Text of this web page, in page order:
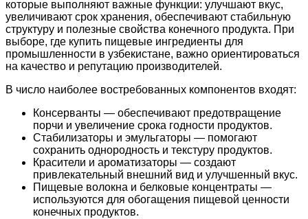
которые выполняют важные функции: улучшают вкус,
увеличивают срок хранения, обеспечивают стабильную
структуру и полезные свойства конечного продукта. При
выборе, где купить пищевые ингредиенты для
промышленности в узбекистане, важно ориентироваться
на качество и репутацию производителей.
В число наиболее востребованных компонентов входят:
Консерванты — обеспечивают предотвращение
порчи и увеличение срока годности продуктов.
Стабилизаторы и эмульгаторы — помогают
сохранить однородность и текстуру продуктов.
Красители и ароматизаторы — создают
привлекательный внешний вид и улучшенный вкус.
Пищевые волокна и белковые концентраты —
используются для обогащения пищевой ценности
конечных продуктов.